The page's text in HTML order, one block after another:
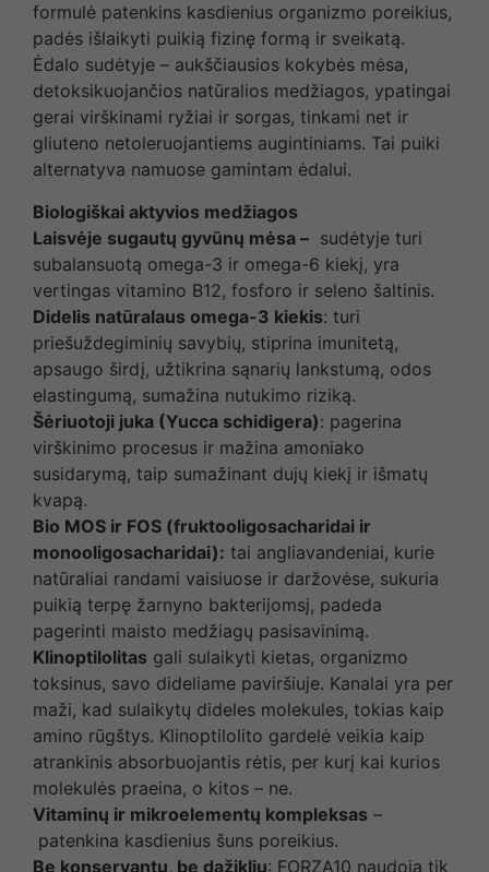
formulė patenkins kasdienius organizmo poreikius,
padės išlaikyti puikią fizinę formą ir sveikatą.
Ėdalo sudėtyje – aukščiausios kokybės mėsa,
detoksikuojančios natūralios medžiagos, ypatingai
gerai virškinami ryžiai ir sorgas, tinkami net ir
gliuteno netoleruojantiems augintiniams. Tai puiki
alternatyva namuose gamintam ėdalui.
Biologiškai aktyvios medžiagos
Laisvėje sugautų gyvūnų mėsa – sudėtyje turi
subalansuotą omega-3 ir omega-6 kiekį, yra
vertingas vitamino B12, fosforo ir seleno šaltinis.
Didelis natūralaus omega-3 kiekis: turi
priešuždegiminių savybių, stiprina imunitetą,
apsaugo širdį, užtikrina sąnarių lankstumą, odos
elastingumą, sumažina nutukimo riziką.
Šėriuotoji juka (Yucca schidigera): pagerina
virškinimo procesus ir mažina amoniako
susidarymą, taip sumažinant dujų kiekį ir išmatų
kvapą.
Bio MOS ir FOS (fruktooligosacharidai ir
monooligosacharidai): tai angliavandeniai, kurie
natūraliai randami vaisiuose ir daržovėse, sukuria
puikią terpę žarnyno bakterijomsį, padeda
pagerinti maisto medžiagų pasisavinimą.
Klinoptilolitas gali sulaikyti kietas, organizmo
toksinus, savo dideliame paviršiuje. Kanalai yra per
maži, kad sulaikytų dideles molekules, tokias kaip
amino rūgštys. Klinoptilolito gardelė veikia kaip
atrankinis absorbuojantis rėtis, per kurį kai kurios
molekulės praeina, o kitos – ne.
Vitaminų ir mikroelementų kompleksas –
patenkina kasdienius šuns poreikius.
Be konservantų, be dažiklių: FORZA10 naudoja tik